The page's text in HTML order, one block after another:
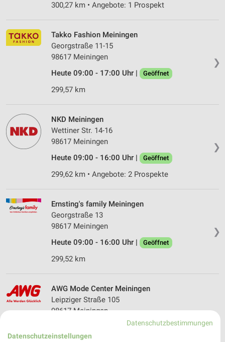
300,27 km • Angebote: 1 Prospekt
❯
Takko Fashion Meiningen
Georgstraße 11-15
98617 Meiningen
Heute 09:00 - 17:00 Uhr |
Geöffnet
299,57 km
❯
NKD Meiningen
Wettiner Str. 14-16
98617 Meiningen
Heute 09:00 - 16:00 Uhr |
Geöffnet
299,62 km • Angebote: 2 Prospekte
❯
Ernsting's family Meiningen
Georgstraße 13
98617 Meiningen
Heute 09:00 - 16:00 Uhr |
Geöffnet
299,52 km
❯
AWG Mode Center Meiningen
Leipziger Straße 105
98617 Meiningen
Heute 09:00 - 18:00 Uhr | Geöffnet
Datenschutzbestimmungen
Datenschutzeinstellungen